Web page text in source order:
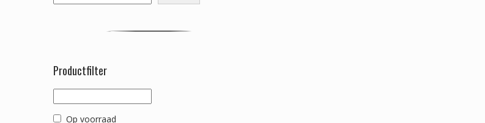
Productfilter
Op voorraad